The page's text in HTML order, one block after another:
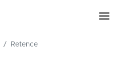
Retence